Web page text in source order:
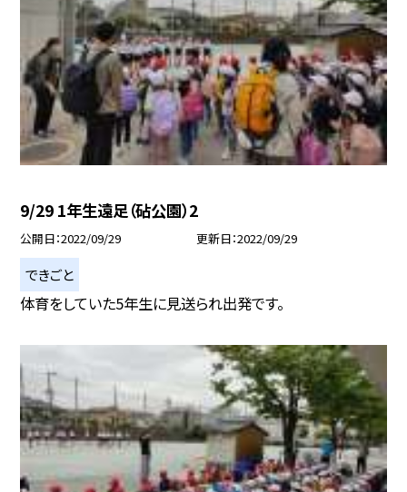
9/29 1年生遠足（砧公園）2
公開日 2022/09/29 更新日 2022/09/29
できごと
体育をしていた5年生に見送られ出発です。